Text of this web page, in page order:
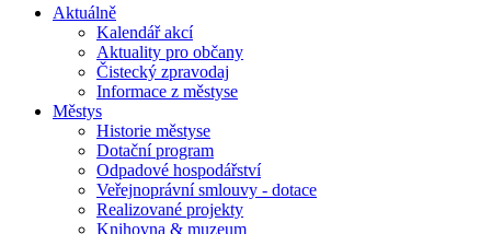
Aktuálně
Kalendář akcí
Aktuality pro občany
Čistecký zpravodaj
Informace z městyse
Městys
Historie městyse
Dotační program
Odpadové hospodářství
Veřejnoprávní smlouvy - dotace
Realizované projekty
Knihovna & muzeum